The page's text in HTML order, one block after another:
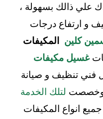
علي ذالك بسهولة ،
و ارتفاع درجات
كلين المكيفات
غسيل مكيفات
فني تنظيف و صيانة
وخصصت لتلك الخدمة
انواع المكيفات